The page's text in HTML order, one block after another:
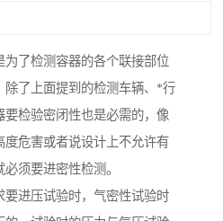
了检测容器的各个联接部位
除了上面提到的检测车辆、*行
检验密闭性也是必需的，像
度危害或者说设计上不允许有
须要进密性检测。
进压试验时，气密性试验时